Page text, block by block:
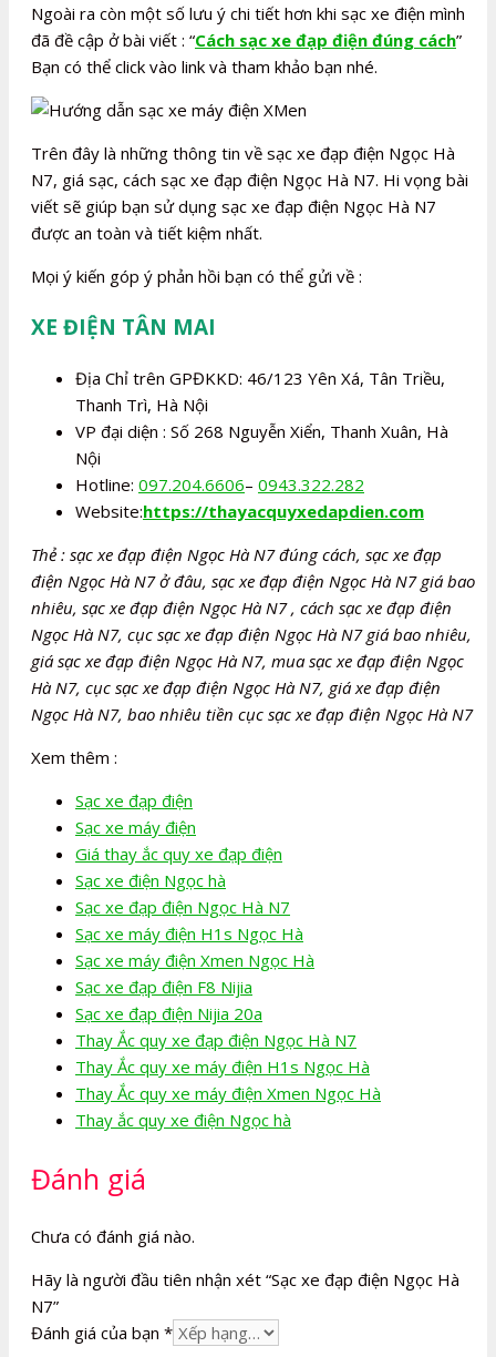
Ngoài ra còn một số lưu ý chi tiết hơn khi sạc xe điện mình
đã đề cập ở bài viết : “Cách sạc xe đạp điện đúng cách”
Bạn có thể click vào link và tham khảo bạn nhé.
Trên đây là những thông tin về sạc xe đạp điện Ngọc Hà
N7, giá sạc, cách sạc xe đạp điện Ngọc Hà N7. Hi vọng bài
viết sẽ giúp bạn sử dụng sạc xe đạp điện Ngọc Hà N7
được an toàn và tiết kiệm nhất.
Mọi ý kiến góp ý phản hồi bạn có thể gửi về :
XE ĐIỆN TÂN MAI
Địa Chỉ trên GPĐKKD: 46/123 Yên Xá, Tân Triều,
Thanh Trì, Hà Nội
VP đại diện : Số 268 Nguyễn Xiển, Thanh Xuân, Hà
Nội
Hotline: 097.204.6606– 0943.322.282
Website:https://thayacquyxedapdien.com
Thẻ : sạc xe đạp điện Ngọc Hà N7 đúng cách, sạc xe đạp
điện Ngọc Hà N7 ở đâu, sạc xe đạp điện Ngọc Hà N7 giá bao
nhiêu, sạc xe đạp điện Ngọc Hà N7 , cách sạc xe đạp điện
Ngọc Hà N7, cục sạc xe đạp điện Ngọc Hà N7 giá bao nhiêu,
giá sạc xe đạp điện Ngọc Hà N7, mua sạc xe đạp điện Ngọc
Hà N7, cục sạc xe đạp điện Ngọc Hà N7, giá xe đạp điện
Ngọc Hà N7, bao nhiêu tiền cục sạc xe đạp điện Ngọc Hà N7
Xem thêm :
Sạc xe đạp điện
Sạc xe máy điện
Giá thay ắc quy xe đạp điện
Sạc xe điện Ngọc hà
Sạc xe đạp điện Ngọc Hà N7
Sạc xe máy điện H1s Ngọc Hà
Sạc xe máy điện Xmen Ngọc Hà
Sạc xe đạp điện F8 Nijia
Sạc xe đạp điện Nijia 20a
Thay Ắc quy xe đạp điện Ngọc Hà N7
Thay Ắc quy xe máy điện H1s Ngọc Hà
Thay Ắc quy xe máy điện Xmen Ngọc Hà
Thay ắc quy xe điện Ngọc hà
Đánh giá
Chưa có đánh giá nào.
Hãy là người đầu tiên nhận xét “Sạc xe đạp điện Ngọc Hà
N7”
Đánh giá của bạn *